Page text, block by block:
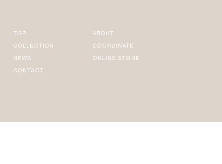
TOP
ABOUT
COLLECTION
COORDINATE
NEWS
ONLINE STORE
CONTACT